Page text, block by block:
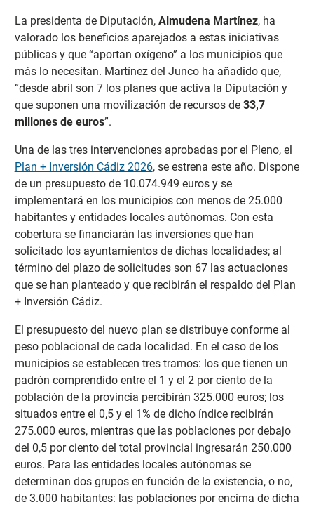
La presidenta de Diputación, Almudena Martínez, ha
valorado los beneficios aparejados a estas iniciativas
públicas y que “aportan oxígeno” a los municipios que
más lo necesitan. Martínez del Junco ha añadido que,
“desde abril son 7 los planes que activa la Diputación y
que suponen una movilización de recursos de 33,7
millones de euros”.
Una de las tres intervenciones aprobadas por el Pleno, el
Plan + Inversión Cádiz 2026, se estrena este año. Dispone
de un presupuesto de 10.074.949 euros y se
implementará en los municipios con menos de 25.000
habitantes y entidades locales autónomas. Con esta
cobertura se financiarán las inversiones que han
solicitado los ayuntamientos de dichas localidades; al
término del plazo de solicitudes son 67 las actuaciones
que se han planteado y que recibirán el respaldo del Plan
+ Inversión Cádiz.
El presupuesto del nuevo plan se distribuye conforme al
peso poblacional de cada localidad. En el caso de los
municipios se establecen tres tramos: los que tienen un
padrón comprendido entre el 1 y el 2 por ciento de la
población de la provincia percibirán 325.000 euros; los
situados entre el 0,5 y el 1% de dicho índice recibirán
275.000 euros, mientras que las poblaciones por debajo
del 0,5 por ciento del total provincial ingresarán 250.000
euros. Para las entidades locales autónomas se
determinan dos grupos en función de la existencia, o no,
de 3.000 habitantes: las poblaciones por encima de dicha